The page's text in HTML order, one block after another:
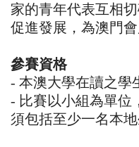
家的青年代表互相
促進發展，為澳門會
參賽資格
- 本澳大學在讀之學
- 比賽以小組為單位
須包括至少一名本